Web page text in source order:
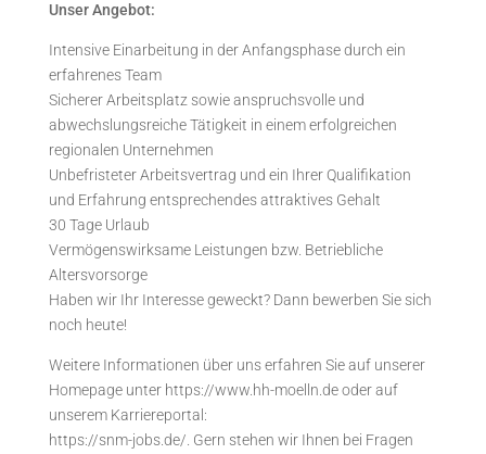
Unser Angebot:
Intensive Einarbeitung in der Anfangsphase durch ein
erfahrenes Team
Sicherer Arbeitsplatz sowie anspruchsvolle und
abwechslungsreiche Tätigkeit in einem erfolgreichen
regionalen Unternehmen
Unbefristeter Arbeitsvertrag und ein Ihrer Qualifikation
und Erfahrung entsprechendes attraktives Gehalt
30 Tage Urlaub
Vermögenswirksame Leistungen bzw. Betriebliche
Altersvorsorge
Haben wir Ihr Interesse geweckt? Dann bewerben Sie sich
noch heute!
Weitere Informationen über uns erfahren Sie auf unserer
Homepage unter https://www.hh-moelln.de oder auf
unserem Karriereportal:
https://snm-jobs.de/. Gern stehen wir Ihnen bei Fragen